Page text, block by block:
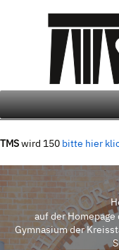
TMSwird 150 bitte hier
auf der
Gymnasium der